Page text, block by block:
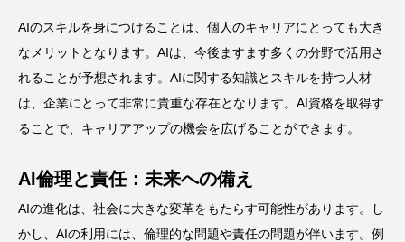
AIのスキルを身につけることは、個人のキャリアにとっても大き
なメリットとなります。AIは、今後ますます多くの分野で活用さ
れることが予想されます。AIに関する知識とスキルを持つ人材
は、企業にとって非常に貴重な存在となります。AI資格を取得す
ることで、キャリアアップの機会を広げることができます。
AI倫理と責任：未来への備え
AIの進化は、社会に大きな変革をもたらす可能性があります。し
かし、AIの利用には、倫理的な問題や責任の問題が伴います。例